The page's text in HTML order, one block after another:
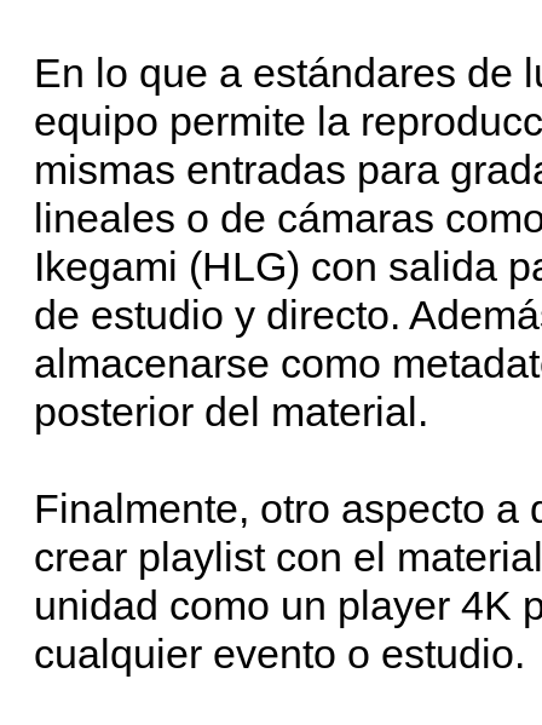
En lo que a estándares de
equipo permite la
mismas entradas para
lineales o de cámaras
Ikegami (HLG) con salida
de estudio y directo.
almacenarse como
posterior del material.
Finalmente, otro aspecto a
crear playlist con el
unidad como un player 4K
cualquier evento o estudio.